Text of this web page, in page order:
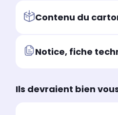
Contenu du
Notice, fiche
Ils devraient bien